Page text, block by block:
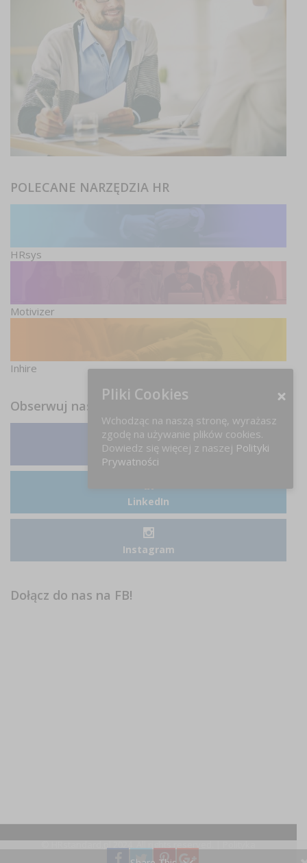
POLECANE NARZĘDZIA HR
HRsys
Motivizer
Inhire
Obserwuj nas
Facebook
LinkedIn
Instagram
Dołącz do nas na FB!
© HRstandard.pl 2024, All rights reserved. |Polityka
prywatności
Pliki Cookies
Wchodząc na naszą stronę, wyrażasz
zgodę na używanie plików cookies.
Dowiedz się więcej z naszej Polityki
Prywatności